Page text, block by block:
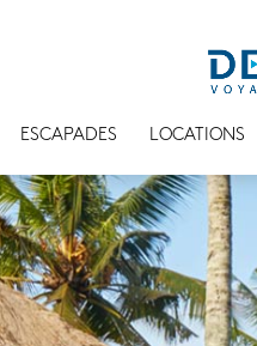
ESCAPADES LOCATIONS